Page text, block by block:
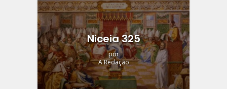
Niceia 325
por
A Redação